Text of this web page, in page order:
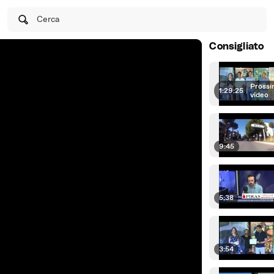
Cerca
Consigliato
1:29:25 | video
9:45
5:38
3:54